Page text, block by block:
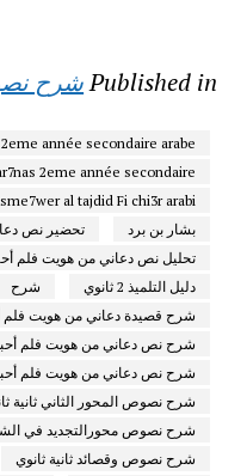
Published inشرح
2eme année secondaire arabe
2eme année secondaire
al tajdid Fi chi3r arabi
بشار بن برد
تحضير نص
تحليل نص دعاني من هويت فلم
دليل التلميذ 2 ثانوي
شرح
شرح قصيدة دعاني من هويت فلم
شرح نص دعاني من هويت فلم
شرح نص دعاني من هويت فلم أحبه 2
شرح نصوص المحور الثاني ثانية
شرح نصوص محورالتجديد في
شرح نصوص وقصائد ثانية ثانوي